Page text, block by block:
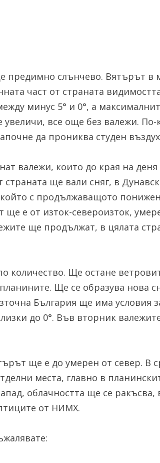
предимно слънчево. Вятърът в
част от страната
минус 5° и 0°, а
увеличи, все още без валежи. По-
да прониква студен
валежи, които до края на
страната ще вали сняг, в
с продължаващото
е от изток-североизток,
ще продължат, в цялата
количество. Ще остане
Ще се образува нова
България ще има условия
до 0°. Във вторник
ще е до умерен от север. В
места, главно в
облачността ще се ракъсва,
от НИМХ.